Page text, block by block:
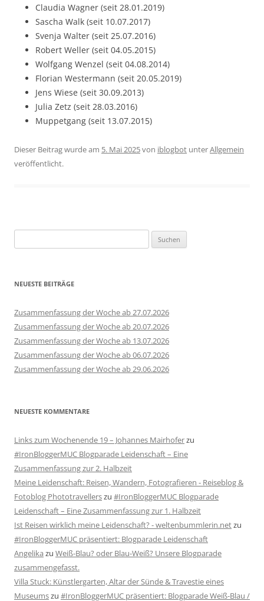
Claudia Wagner (seit 28.01.2019)
Sascha Walk (seit 10.07.2017)
Svenja Walter (seit 25.07.2016)
Robert Weller (seit 04.05.2015)
Wolfgang Wenzel (seit 04.08.2014)
Florian Westermann (seit 20.05.2019)
Jens Wiese (seit 30.09.2013)
Julia Zetz (seit 28.03.2016)
Muppetgang (seit 13.07.2015)
Dieser Beitrag wurde am 5. Mai 2025von iblogbot unterAllgemein
veröffentlicht.
nach:
NEUESTE BEITRÄGE
Zusammenfassung der Woche ab 27.07.2026
Zusammenfassung der Woche ab 20.07.2026
Zusammenfassung der Woche ab 13.07.2026
Zusammenfassung der Woche ab 06.07.2026
Zusammenfassung der Woche ab 29.06.2026
NEUESTE KOMMENTARE
Links zum Wochenende 19 – Johannes Mairhoferzu
#IronBloggerMUC Blogparade Leidenschaft – Eine
Zusammenfassung zur 2. Halbzeit
Meine Leidenschaft: Reisen, Wandern, Fotografieren - Reiseblog &
Fotoblog Phototravellerszu #IronBloggerMUC Blogparade
Leidenschaft – Eine Zusammenfassung zur 1. Halbzeit
Ist Reisen wirklich meine Leidenschaft? - weltenbummlerin.netzu
#IronBloggerMUC präsentiert: Blogparade Leidenschaft
Angelika zu Weiß-Blau? oder Blau-Weiß? Unsere Blogparade
zusammengefasst.
Villa Stuck: Künstlergarten, Altar der Sünde & Travestie eines
Museumszu #IronBloggerMUC präsentiert: Blogparade Weiß-Blau /